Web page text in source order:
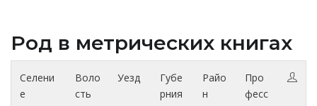
Род в метрических книгах
Селени
е
Воло
сть
Уезд
Губе
рния
Райо
н
Про
фесс